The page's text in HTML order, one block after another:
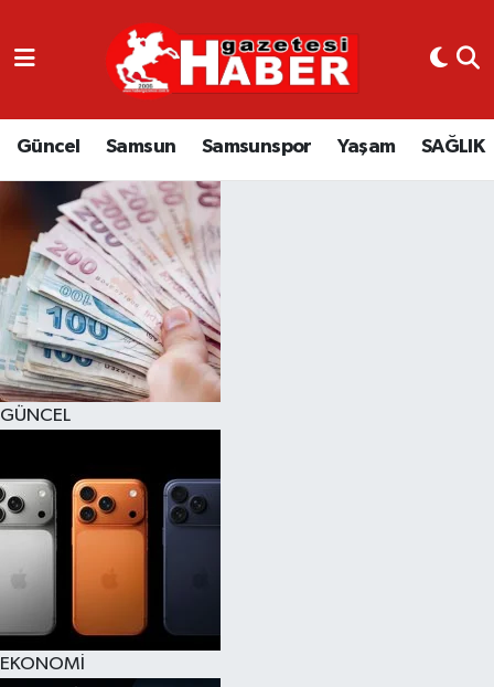
Güncel Samsun Samsunspor Yaşam SAĞLIK
GÜNCEL
EKONOMİ
GÜNCEL
SAMSUN
SAMSUNSPOR
EKONOMİ
YAŞAM